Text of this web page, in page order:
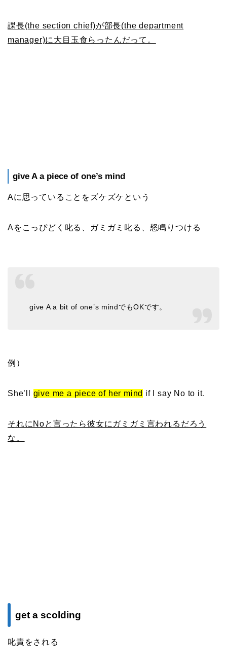
課長(the section chief)が部長(the department
manager)に大目玉食らったんだって。
give A a piece of one’s mind
Aに思っていることをズケズケという
Aをこっぴどく叱る、ガミガミ叱る、怒鳴りつける
give A a bit of one’s mindでもOKです。
例）
She’ll give me a piece of her mind if I say No to it.
それにNoと言ったら彼女にガミガミ言われるだろう
な。
get a scolding
叱責をされる